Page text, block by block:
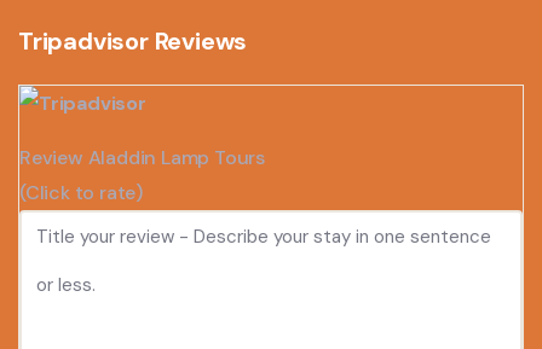
Tripadvisor Reviews
Review Aladdin Lamp Tours
(Click to rate)